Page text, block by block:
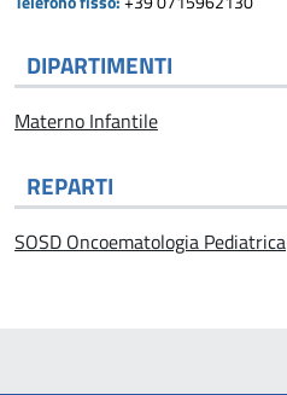
DIPARTIMENTI
Materno Infantile
REPARTI
SOSD Oncoematologia Pediatrica